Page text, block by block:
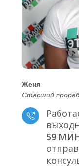
Женя
Старший
59